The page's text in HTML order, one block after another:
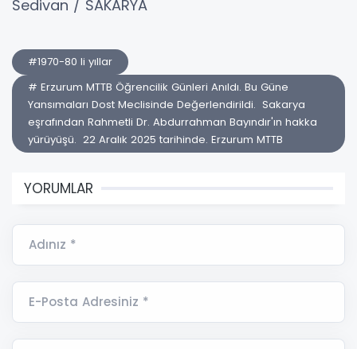
Sedivan / SAKARYA
#1970-80 li yıllar
# Erzurum MTTB Öğrencilik Günleri Anıldı. Bu Güne
Yansımaları Dost Meclisinde Değerlendirildi. Sakarya
eşrafından Rahmetli Dr. Abdurrahman Bayındır'ın hakka
yürüyüşü. 22 Aralık 2025 tarihinde. Erzurum MTTB
YORUMLAR
Adınız *
E-Posta Adresiniz *